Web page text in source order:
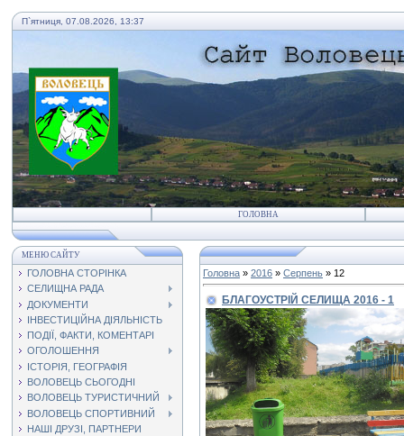
П`ятниця, 07.08.2026, 13:37
ГОЛОВНА
МЕНЮ САЙТУ
ГОЛОВНА СТОРІНКА
СЕЛИЩНА РАДА
ДОКУМЕНТИ
ІНВЕСТИЦІЙНА ДІЯЛЬНІСТЬ
ПОДІЇ, ФАКТИ, КОМЕНТАРІ
ОГОЛОШЕННЯ
ІСТОРІЯ, ГЕОГРАФІЯ
ВОЛОВЕЦЬ СЬОГОДНІ
ВОЛОВЕЦЬ ТУРИСТИЧНИЙ
ВОЛОВЕЦЬ СПОРТИВНИЙ
НАШІ ДРУЗІ, ПАРТНЕРИ
Головна » 2016 » Серпень » 12
БЛАГОУСТРІЙ СЕЛИЩА 2016 - 1